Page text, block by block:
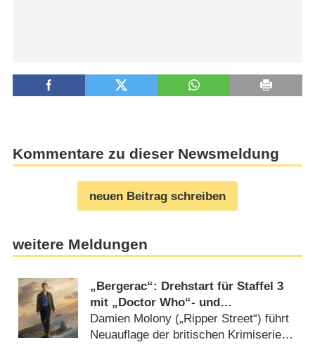
Kommentare zu dieser Newsmeldung
neuen Beitrag schreiben
weitere Meldungen
„Bergerac“: Drehstart für Staffel 3
mit „Doctor Who“- und
„Grantchester“-Stars als
Neuzugänge
Damien Molony („Ripper Street“) führt
Neuauflage der britischen Krimiserie